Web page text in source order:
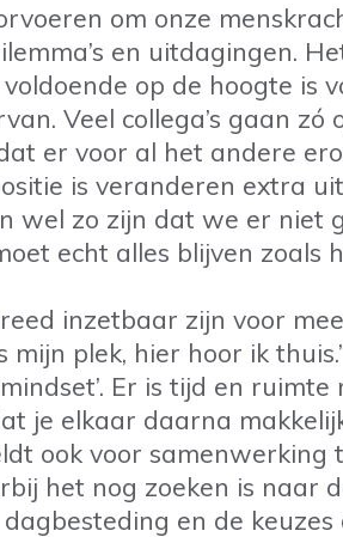
om onze
en uitdagingen.
op de hoogte is
Veel collega’s gaan zó
er voor al het andere
is veranderen extra
wel zo zijn dat we er niet
echt alles blijven zoals
inzetbaar zijn voor
mijn plek, hier hoor ik
Er is tijd en ruimte
je elkaar daarna
ook voor samenwerking
het nog zoeken is naar
en de keuzes